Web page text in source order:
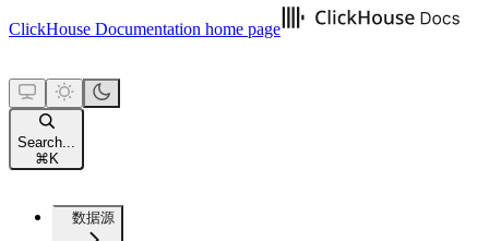
ClickHouse Documentation home page
Search...
⌘ K
数据源